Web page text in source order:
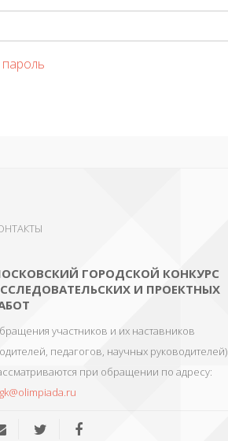
ГОРОДСКОЙ КОНКУРС
И ПРОЕКТНЫХ
участников и их наставников
педагогов, научных руководителей)
при обращении по адресу: